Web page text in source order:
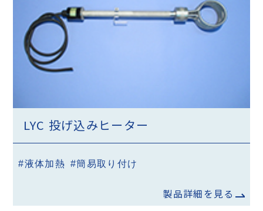
LYC 投げ込みヒーター
#液体加熱 #簡易取り付け
製品詳細を見る